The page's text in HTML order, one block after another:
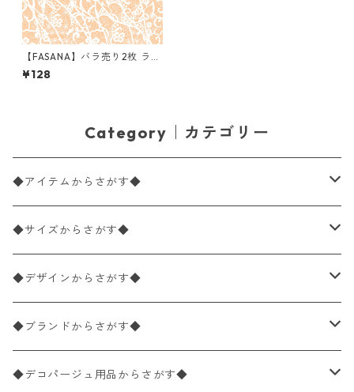
【FASANA】バラ売り2枚 ラン
チサイズ ペーパーナプキン Ap
ricot Lace pattern アプリコ
¥128
Category｜カテゴリー
◆アイテムからさがす◆
ペーパーナプキン2枚バラ売り
ペーパーナプキン1枚バラ売り
ペーパーナプキン20枚入りパック
ペーパーナプキン10枚入りパック
◆サイズからさがす◆
33×33cm（ランチサイズ）
バラ売り
パック売り
25×25cm（カクテルサイズ）
バラ売り
40×40cm（ディナーサイズ）
◆デザインからさがす◆
花柄
植物・グリーン柄
◆ブランドからさがす◆
ドイツ製 IHR/イア
◆デコパージュ用品からさがす◆